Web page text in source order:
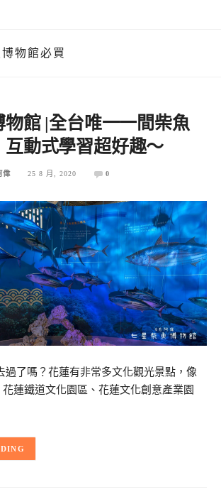
物館必買
物館 |全台唯一一間柴魚
互動式學習超好趣～
偉 25 8 月, 2020 0
過了嗎？花蓮有非常多文化觀光景點，像
蓮鐵道文化園區、花蓮文化創意產業園